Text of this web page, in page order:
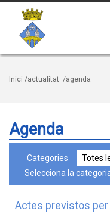
Inici /actualitat /agenda
Agenda
Categories
Selecciona la
Actes previstos per